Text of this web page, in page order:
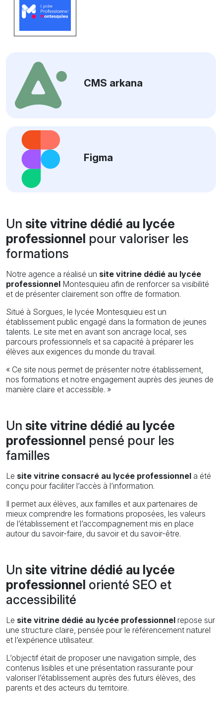
CMS arkana
Figma
Un site vitrine dédié au lycée
professionnel pour valoriser les
formations
Notre agence a réalisé un site vitrine dédié au lycée
professionnel Montesquieu afin de renforcer sa visibilité
et de présenter clairement son offre de formation.
Situé à Sorgues, le lycée Montesquieu est un
établissement public engagé dans la formation de jeunes
talents. Le site met en avant son ancrage local, ses
parcours professionnels et sa capacité à préparer les
élèves aux exigences du monde du travail.
« Ce site nous permet de présenter notre établissement,
nos formations et notre engagement auprès des jeunes de
manière claire et accessible. »
Un site vitrine dédié au lycée
professionnel pensé pour les
familles
Le site vitrine consacré au lycée professionnel a été
conçu pour faciliter l’accès à l’information.
Il permet aux élèves, aux familles et aux partenaires de
mieux comprendre les formations proposées, les valeurs
de l’établissement et l’accompagnement mis en place
autour du savoir-faire, du savoir et du savoir-être.
Un site vitrine dédié au lycée
professionnel orienté SEO et
accessibilité
Le site vitrine dédié au lycée professionnel repose sur
une structure claire, pensée pour le référencement naturel
et l’expérience utilisateur.
L’objectif était de proposer une navigation simple, des
contenus lisibles et une présentation rassurante pour
valoriser l’établissement auprès des futurs élèves, des
parents et des acteurs du territoire.